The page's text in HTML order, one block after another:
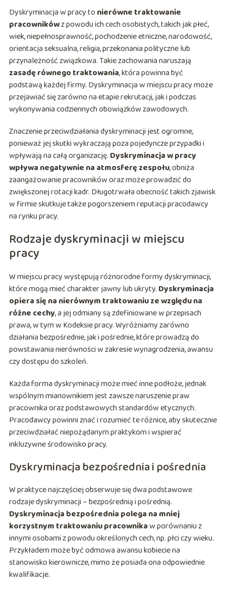
Dyskryminacja w pracy to nierówne traktowanie
pracownikówz powodu ich cech osobistych, takich jak płeć,
wiek, niepełnosprawność, pochodzenie etniczne, narodowość,
orientacja seksualna, religia, przekonania polityczne lub
przynależność związkowa. Takie zachowania naruszają
zasadę równego traktowania, która powinna być
podstawą każdej firmy. Dyskryminacja w miejscu pracy może
przejawiać się zarówno na etapie rekrutacji, jak i podczas
wykonywania codziennych obowiązków zawodowych.
Znaczenie przeciwdziałania dyskryminacji jest ogromne,
ponieważ jej skutki wykraczają poza pojedyncze przypadki i
wpływają na całą organizację. Dyskryminacja w pracy
wpływa negatywnie na atmosferę zespołu, obniża
zaangażowanie pracowników oraz może prowadzić do
zwiększonej rotacji kadr. Długotrwała obecność takich zjawisk
w firmie skutkuje także pogorszeniem reputacji pracodawcy
na rynku pracy.
Rodzaje dyskryminacji w miejscu
pracy
W miejscu pracy występują różnorodne formy dyskryminacji,
które mogą mieć charakter jawny lub ukryty. Dyskryminacja
opiera się na nierównym traktowaniu ze względu na
różne cechy, a jej odmiany są zdefiniowane w przepisach
prawa, w tym w Kodeksie pracy. Wyróżniamy zarówno
działania bezpośrednie, jak i pośrednie, które prowadzą do
powstawania nierówności w zakresie wynagrodzenia, awansu
czy dostępu do szkoleń.
Każda forma dyskryminacji może mieć inne podłoże, jednak
wspólnym mianownikiem jest zawsze naruszenie praw
pracownika oraz podstawowych standardów etycznych.
Pracodawcy powinni znać i rozumieć te różnice, aby skutecznie
przeciwdziałać niepożądanym praktykom i wspierać
inkluzywne środowisko pracy.
Dyskryminacja bezpośrednia i pośrednia
W praktyce najczęściej obserwuje się dwa podstawowe
rodzaje dyskryminacji – bezpośrednią i pośrednią.
Dyskryminacja bezpośrednia polega na mniej
korzystnym traktowaniu pracownikaw porównaniu z
innymi osobami z powodu określonych cech, np. płci czy wieku.
Przykładem może być odmowa awansu kobiecie na
stanowisko kierownicze, mimo że posiada ona odpowiednie
kwalifikacje.